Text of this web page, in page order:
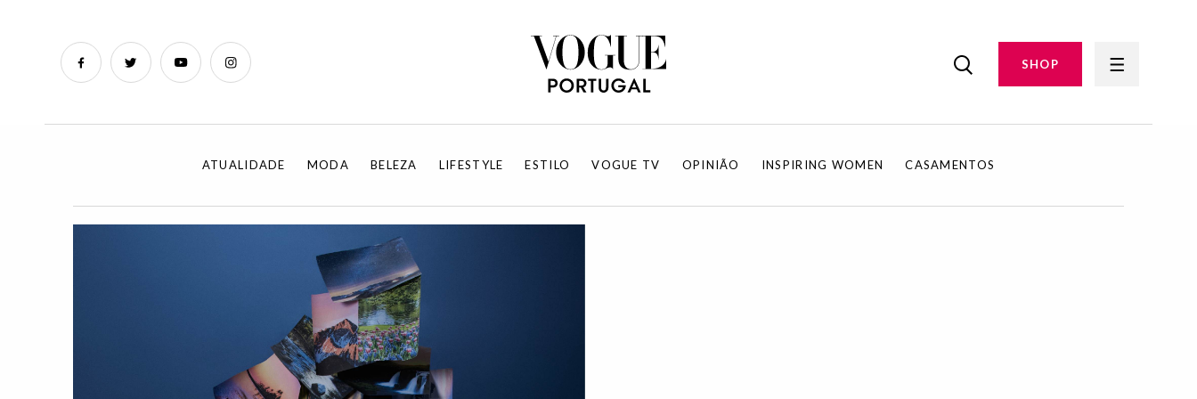
SHOP
ATUALIDADE MODA BELEZA LIFESTYLE ESTILO VOGUE TV OPINIÃO INSPIRING WOMEN CASAMENTOS